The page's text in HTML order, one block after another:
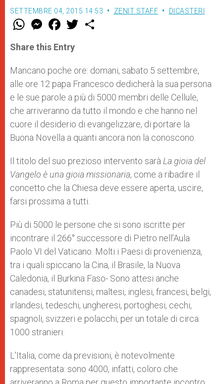
SETTEMBRE 04, 2015 14:53 ZENIT STAFF DICASTERI
W
t
s
p
p
M
e
s
e
g
e
r
F
a
e
b
o
k
w
r
Share this Entry
Mancano poche ore: domani, sabato 5 settembre,
alle ore 12 papa Francesco dedicherà la sua persona
e le sue parole a più di 5000 membri delle Cellule,
che arriveranno da tutto il mondo e che hanno nel
cuore il desiderio di evangelizzare, di portare la
Buona Novella a quanti ancora non la conoscono.
Il titolo del suo prezioso intervento sarà La gioia del
Vangelo è una gioia missionaria, come a ribadire il
concetto che la Chiesa deve essere aperta, uscire,
farsi prossima a tutti.
Più di 5000 le persone che si sono iscritte per
incontrare il 266° successore di Pietro nell’Aula
Paolo VI del Vaticano. Molti i Paesi di provenienza,
tra i quali spiccano la Cina, il Brasile, la Nuova
Caledonia, il Burkina Faso- Sono attesi anche
canadesi, statunitensi, maltesi, inglesi, francesi, belgi,
irlandesi, tedeschi, ungheresi, portoghesi, cechi,
spagnoli, svizzeri e polacchi, per un totale di circa
1000 stranieri.
L’Italia, come da previsioni, è notevolmente
rappresentata: sono 4000, infatti, coloro che